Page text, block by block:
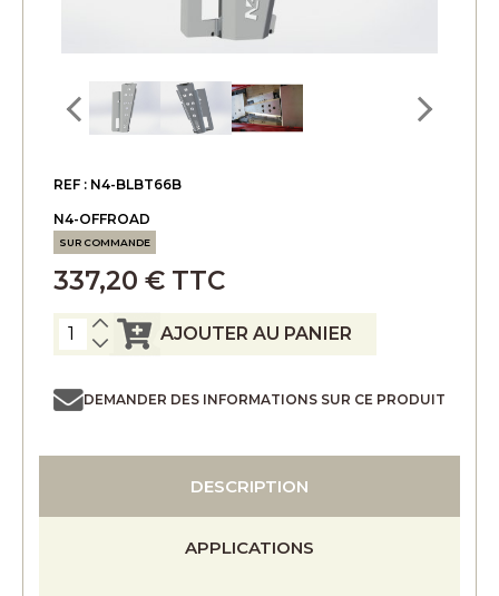
REF : N4-BLBT66B
N4-OFFROAD
SUR COMMANDE
337,20 € TTC
AJOUTER AU PANIER
DEMANDER DES INFORMATIONS SUR CE PRODUIT
DESCRIPTION
APPLICATIONS